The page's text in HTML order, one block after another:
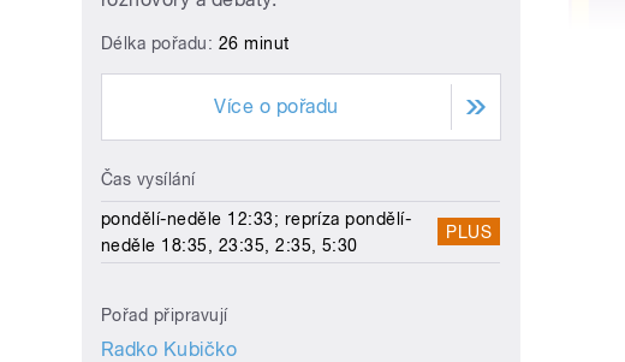
Délka pořadu: 26 minut
Více o pořadu
Čas vysílání
pondělí-neděle 12:33; repríza pondělí-
neděle 18:35, 23:35, 2:35, 5:30
PLUS
Pořad připravují
Radko Kubičko